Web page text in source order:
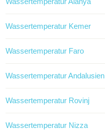
Wassertemperatur Kemer
Wassertemperatur Faro
Wassertemperatur Andalusien
Wassertemperatur Rovinj
Wassertemperatur Nizza